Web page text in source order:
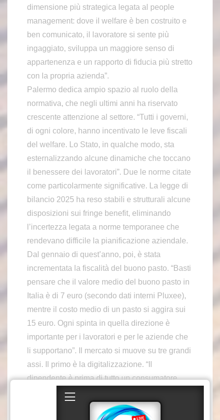
dimensione più strategica legata al people
management: dove il welfare è ben costruito e
ben comunicato, il lavoratore si sente più
ingaggiato, sviluppa un maggiore senso di
appartenenza e un rapporto di fiducia più stretto
con la propria azienda”.
Palermo dedica ampio spazio al ruolo della
normativa, che negli ultimi anni ha riservato
crescente attenzione al settore. “Tutti i governi,
di ogni colore, hanno incentivato le leve fiscali
del welfare. Lo Stato, in qualche modo, sta
esternalizzando alcune dinamiche che toccano
il benessere dei lavoratori”. Due le norme citate
come particolarmente significative. La legge di
bilancio 2025 ha reso stabili e strutturali alcune
disposizioni sui fringe benefit, eliminando
l’incertezza legata a norme temporanee che
rendevano difficile la pianificazione aziendale.
Dal gennaio di quest’anno, poi, è stata
incrementata la fiscalità del buono pasto. “Basti
pensare che il valore medio del buono pasto in
Italia è di 7 euro (secondo dati interni Pluxee),
mentre il costo medio di un pasto si aggira sui
15 euro. Ogni spinta in quella direzione è
importante per i lavoratori e per le aziende che
li supportano”. Il mercato si muove su tre grandi
assi. Il primo è la digitalizzazione. “Il
dipendente è prima di tutto un consumatore,
abituato a gestire il digitale in tutti i suoi
processi di acquisto. Le aziende devono